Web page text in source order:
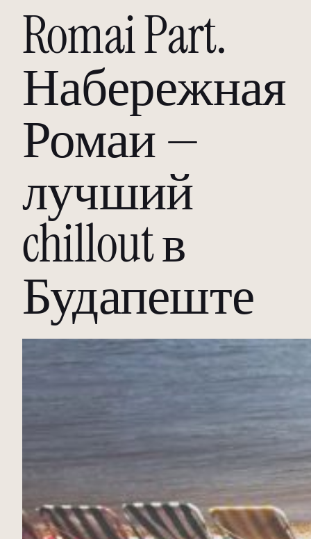
Romai Part.
Набережная
Ромаи —
лучший
chillout в
Будапеште